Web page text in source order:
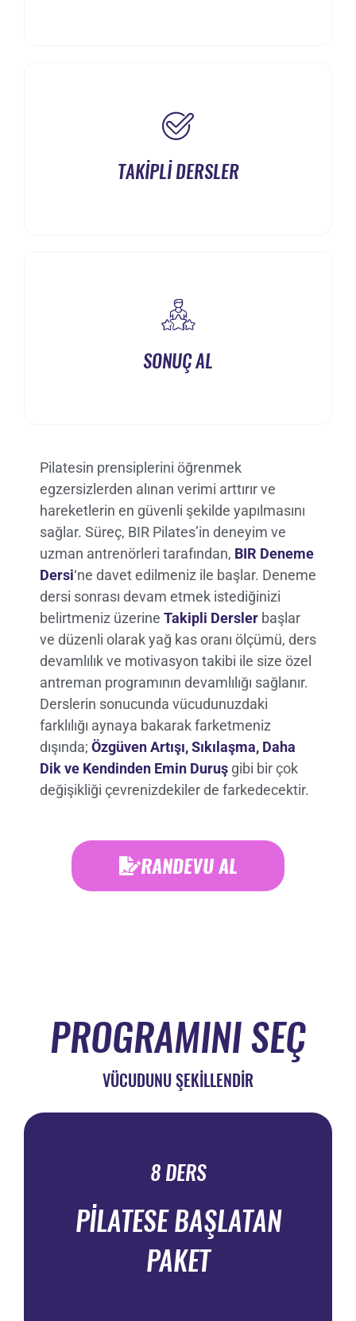
TAKİPLİ DERSLER
SONUÇ AL
Pilatesin prensiplerini öğrenmek
egzersizlerden alınan verimi arttırır ve
hareketlerin en güvenli şekilde yapılmasını
sağlar. Süreç, BIR Pilates’in deneyim ve
uzman antrenörleri tarafından, BIR Deneme
Dersi‘ne davet edilmeniz ile başlar. Deneme
dersi sonrası devam etmek istediğinizi
belirtmeniz üzerine Takipli Dersler başlar
ve düzenli olarak yağ kas oranı ölçümü, ders
devamlılık ve motivasyon takibi ile size özel
antreman programının devamlılığı sağlanır.
Derslerin sonucunda vücudunuzdaki
farklılığı aynaya bakarak farketmeniz
dışında; Özgüven Artışı, Sıkılaşma, Daha
Dik ve Kendinden Emin Duruş gibi bir çok
değişikliği çevrenizdekiler de farkedecektir.
RANDEVU AL
PROGRAMINI SEÇ
VÜCUDUNU ŞEKİLLENDİR
8 DERS
PİLATESE BAŞLATAN
PAKET